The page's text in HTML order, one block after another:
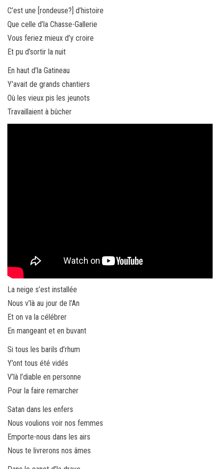
C’est une [rondeuse?] d’histoire
Que celle d’la Chasse-Gallerie
Vous feriez mieux d’y croire
Et pu d’sortir la nuit
En haut d’la Gatineau
Y’avait de grands chantiers
Où les vieux pis les jeunots
Travaillaient à bûcher
La neige s’est installée
Nous v’là au jour de l’An
Et on va la célébrer
En mangeant et en buvant
Si tous les barils d’rhum
Y’ont tous été vidés
V’là l’diable en personne
Pour la faire remarcher
Satan dans les enfers
Nous voulions voir nos femmes
Emporte-nous dans les airs
Nous te livrerons nos âmes